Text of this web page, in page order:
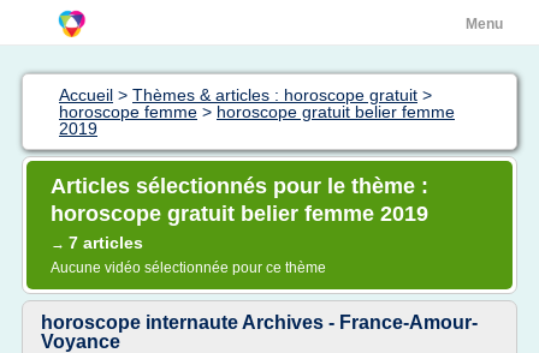
Menu
Accueil > Thèmes & articles : horoscope gratuit >
horoscope femme > horoscope gratuit belier femme
2019
Articles sélectionnés pour le thème :
horoscope gratuit belier femme 2019
→ 7 articles
Aucune vidéo sélectionnée pour ce thème
horoscope internaute Archives - France-Amour-
Voyance